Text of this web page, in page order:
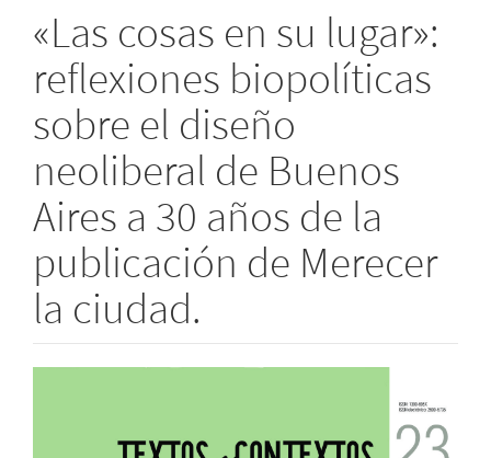
«Las cosas en su lugar»:
reflexiones biopolíticas
sobre el diseño
neoliberal de Buenos
Aires a 30 años de la
publicación de Merecer
la ciudad.